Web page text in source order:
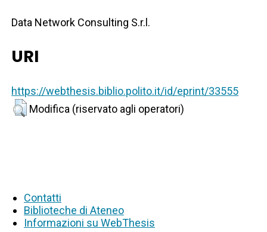
Data Network Consulting S.r.l.
URI
https://webthesis.biblio.polito.it/id/eprint/33555
Modifica (riservato agli operatori)
Contatti
Biblioteche di Ateneo
Informazioni su WebThesis